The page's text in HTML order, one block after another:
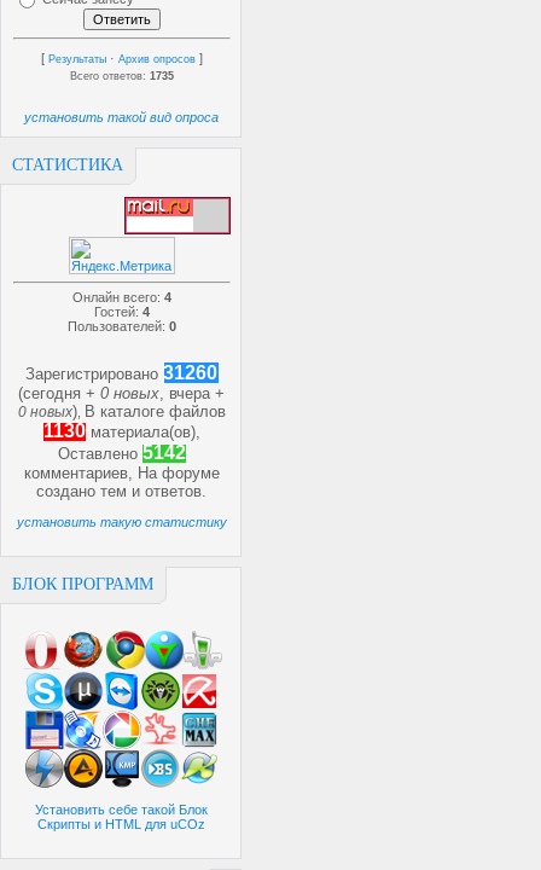
[ Результаты · Архив опросов ]
Всего ответов: 1735
установить такой вид опроса
СТАТИСТИКА
Онлайн всего: 4
Гостей: 4
Пользователей: 0
Зарегистрировано 31260
(сегодня +0 новых, вчера +
0 новых) В каталоге файлов
1130 материала(ов),
Оставлено 5142
комментариев, На форуме
созданотем иответов.
установить такую статистику
БЛОК ПРОГРАММ
Установить себе такой Блок
Скрипты и HTML для uCOz